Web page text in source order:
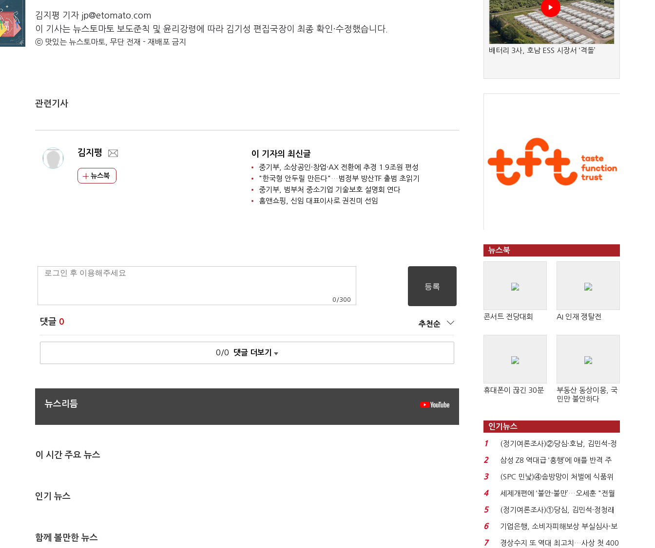
김지평 기자 jp@etomato.com
이 기사는 뉴스토마토 보도준칙 및 윤리강령에 따라 김기성 편집국장이 최종 확인·수정했습니다.
ⓒ 맛있는 뉴스토마토, 무단 전재 - 재배포 금지
관련기사
김지평
뉴스북
이 기자의 최신글
중기부, 소상공인·창업·AX 전환에 추경 1.9조원 편성
"한국형 안두릴 만든다"…범정부 방산TF 출범 초읽기
중기부, 범부처 중소기업 기술보호 설명회 연다
홈앤쇼핑, 신임 대표이사로 권진미 선임
0 /300
댓글 0 추천순
0/0 댓글 더보기
뉴스리듬
이 시간 주요 뉴스
인기 뉴스
함께 볼만한 뉴스
배터리 3사, 호남 ESS 시장서 ‘격돌’
뉴스북
콘서트 전당대회 AI 인재 쟁탈전
휴대폰이 끊긴 30분
부동산 동상이몽, 국
민만 불안하다
인기뉴스
1
(정기여론조사)②당심·호남, 김민석-정
청래 '초접전'...
2
삼성 Z8 역대급 ‘흥행’에 애플 반격 주
목…9월 ‘폴...
3
(SPC 민낯)④솜방망이 처벌에 식품위
생법 위반 반복...
4
세제개편에 ‘불안·불만’…오세훈 "전월
세 구하기 더 ...
5
(정기여론조사)①당심, 김민석·정청래
'초접전'…대통령 ...
6
기업은행, 소비자피해보상 부실심사·보
이스피싱 공시 ...
7 경상수지 또 역대 최고치…사상 첫 400